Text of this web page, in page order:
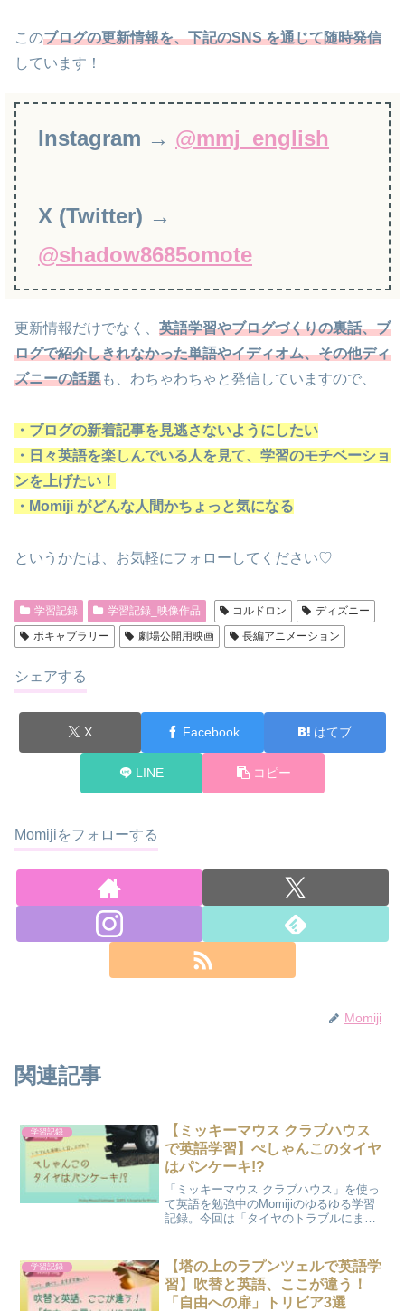
このブログの更新情報を、下記のSNS を通じて随時発信
しています！
Instagram → @mmj_english
X (Twitter) →
@shadow8685omote
更新情報だけでなく、 英語学習やブログづくりの裏話、ブ
ログで紹介しきれなかった単語やイディオム、その他ディ
ズニーの話題も、わちゃわちゃと発信していますので、
・ブログの新着記事を見逃さないようにしたい
・日々英語を楽しんでいる人を見て、学習のモチベーショ
ンを上げたい！
・Momiji がどんな人間かちょっと気になる
というかたは、お気軽にフォローしてください♡
学習記録 学習記録_映像作品 コルドロン
ディズニー
ボキャブラリー
劇場公開用映画 長編アニメーション
シェアする
X Facebook はてブ
LINE コピー
Momijiをフォローする
Momiji
関連記事
学習記録
【ミッキーマウス クラブハウス
で英語学習】ぺしゃんこのタイヤ
はパンケーキ!?
「ミッキーマウス クラブハウス」を使っ
て英語を勉強中のMomijiのゆるゆる学習
記録。今回は「タイヤのトラブルにまつ
学習記録
【塔の上のラプンツェルで英語学
習】吹替と英語、ここが違う！
「自由への扉」トリビア3選